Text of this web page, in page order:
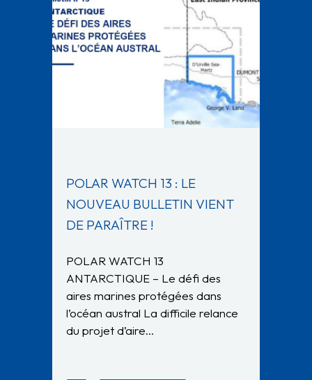
POLAR WATCH 13 : LE
NOUVEAU BULLETIN VIENT
DE PARAÎTRE !
POLAR WATCH 13
ANTARCTIQUE – Le défi des
aires marines protégées dans
l’océan austral La difficile relance
du projet d’aire…